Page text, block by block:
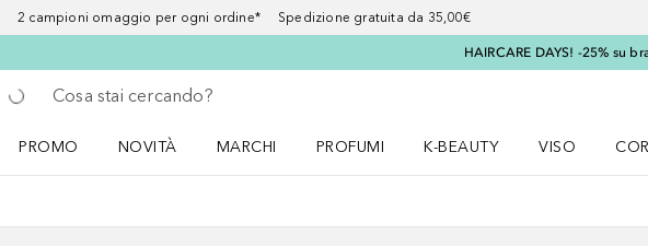
2 campioni omaggio per ogni ordine* Spedizione gratuita da 35,00€
HAIRCARE DAYS! -25% su
Torna indietro
Esegui ricerca
PROMO
NOVITÀ
MARCHI
PROFUMI
K-BEAUTY
VISO